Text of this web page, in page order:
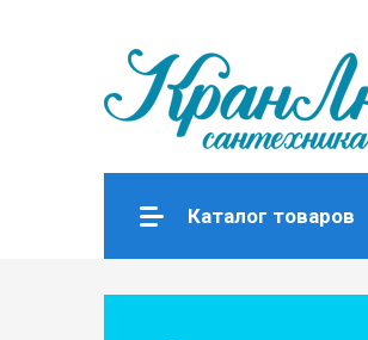
Каталог товаров